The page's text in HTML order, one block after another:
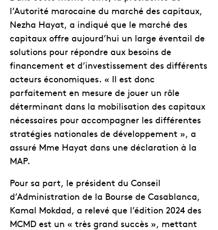
l’Autorité marocaine du marché des capitaux,
Nezha Hayat, a indiqué que le marché des
capitaux offre aujourd’hui un large éventail de
solutions pour répondre aux besoins de
financement et d’investissement des différents
acteurs économiques. « Il est donc
parfaitement en mesure de jouer un rôle
déterminant dans la mobilisation des capitaux
nécessaires pour accompagner les différentes
stratégies nationales de développement », a
assuré Mme Hayat dans une déclaration à la
MAP.
Pour sa part, le président du Conseil
d’Administration de la Bourse de Casablanca,
Kamal Mokdad, a relevé que l’édition 2024 des
MCMD est un « très grand succès », mettant